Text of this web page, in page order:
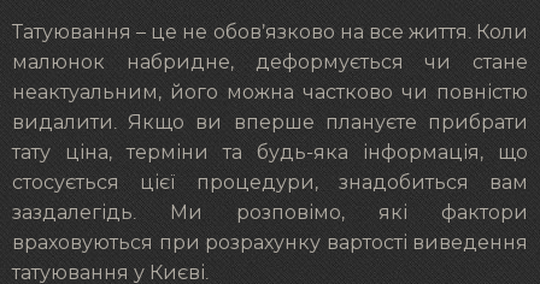
Татуювання – це не обов’язково на все життя. Коли
малюнок набридне, деформується чи стане
неактуальним, його можна частково чи повністю
видалити. Якщо ви вперше плануєте прибрати
тату ціна, терміни та будь-яка інформація, що
стосується цієї процедури, знадобиться вам
заздалегідь. Ми розповімо, які фактори
враховуються при розрахунку вартості виведення
татуювання у Києві.